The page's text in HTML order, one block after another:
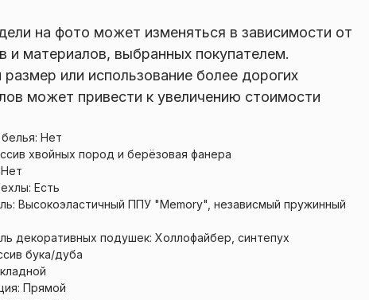
на фото может изменяться в зависимости от
и материалов, выбранных покупателем.
или использование более дорогих
может привести к увеличению стоимости
Нет
хвойных пород и берёзовая фанера
Есть
Высокоэластичный ППУ "Memory", независмый пружинный
декоративных подушек: Холлофайбер, синтепух
бука/дуба
Прямой